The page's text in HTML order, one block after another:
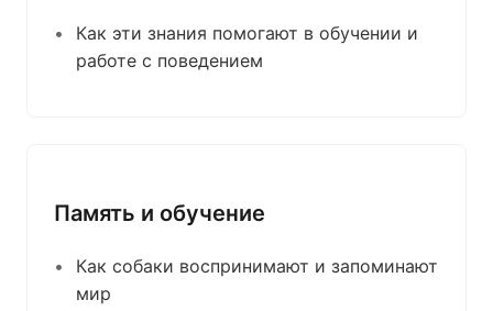
Как эти знания помогают в обучении и
работе с поведением
Память и обучение
Как собаки воспринимают и запоминают
мир